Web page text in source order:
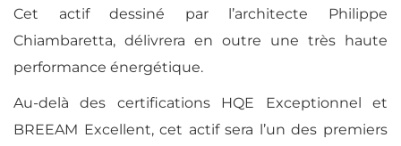
Cet actif dessiné par l’architecte Philippe
Chiambaretta, délivrera en outre une très haute
performance énergétique.
Au-delà des certifications HQE Exceptionnel et
BREEAM Excellent, cet actif sera l’un des premiers